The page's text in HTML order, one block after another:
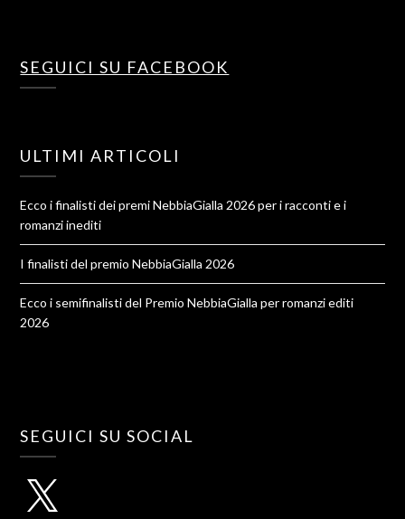
SEGUICI SU FACEBOOK
ULTIMI ARTICOLI
Ecco i finalisti dei premi NebbiaGialla 2026 per i racconti e i
romanzi inediti
I finalisti del premio NebbiaGialla 2026
Ecco i semifinalisti del Premio NebbiaGialla per romanzi editi
2026
SEGUICI SU SOCIAL